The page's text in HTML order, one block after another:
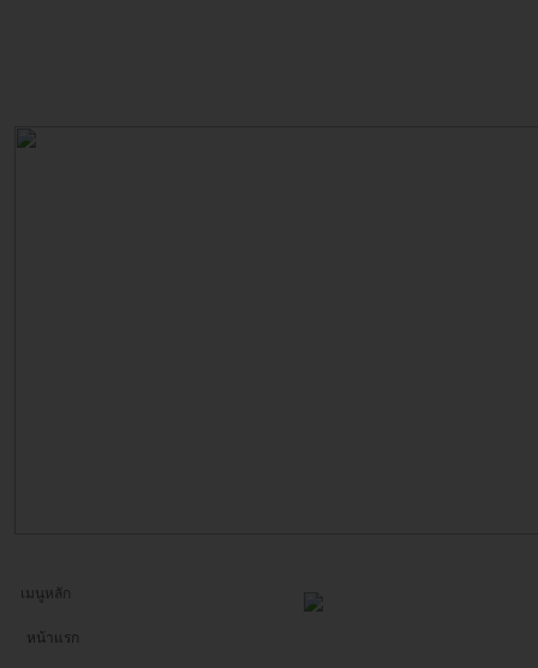
เมนูหลัก
หน้าแรก